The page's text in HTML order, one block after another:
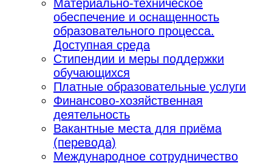
Материально-техническое
обеспечение и оснащенность
образовательного процесса.
Доступная среда
Стипендии и меры поддержки
обучающихся
Платные образовательные услуги
Финансово-хозяйственная
деятельность
Вакантные места для приёма
(перевода)
Международное сотрудничество